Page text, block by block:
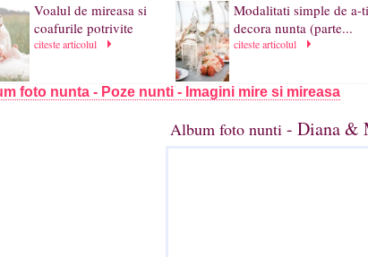
Voalul de mireasa si
coafurile potrivite
citeste articolul
Modalitati simple de a-ti
decora nunta (parte...
citeste articolul
foto nunta - Poze nunti - Imagini mire si mireasa
Album foto nunti - Diana &